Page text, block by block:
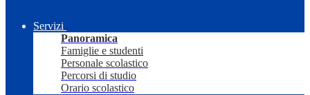
Servizi
Panoramica
Famiglie e studenti
Personale scolastico
Percorsi di studio
Orario scolastico